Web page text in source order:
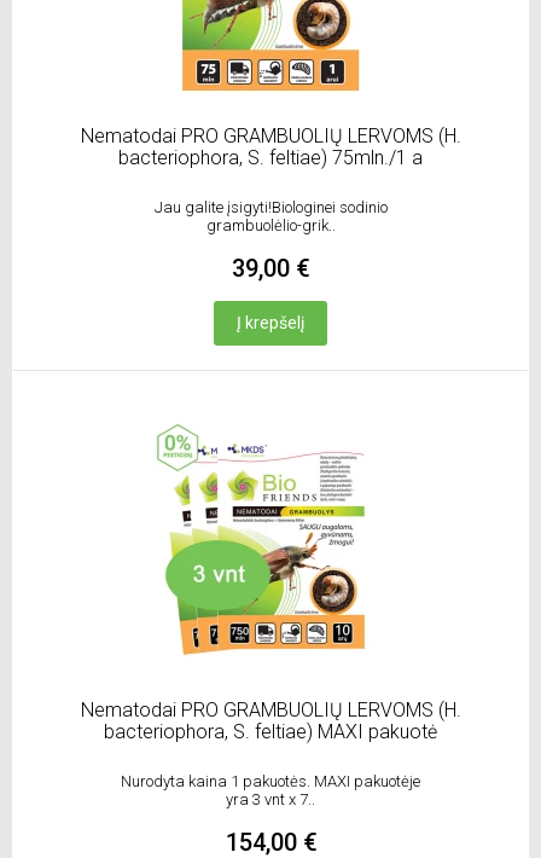
Nematodai PRO GRAMBUOLIŲ LERVOMS (H.
bacteriophora, S. feltiae) 75mln./1 a
Jau galite įsigyti!Biologinei sodinio
grambuolėlio-grik..
39,00 €
Į krepšelį
Nematodai PRO GRAMBUOLIŲ LERVOMS (H.
bacteriophora, S. feltiae) MAXI pakuotė
Nurodyta kaina 1 pakuotės. MAXI pakuotėje
yra 3 vnt x 7..
154,00 €